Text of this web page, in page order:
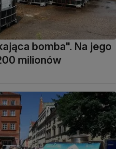
bomba". Na jego
milionów